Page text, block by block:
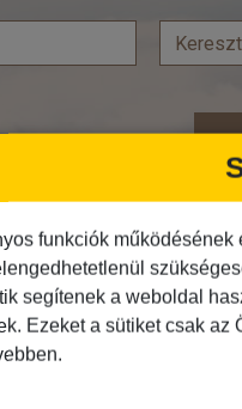
Közlekedés
Busszal
funkciók
segítenek a weboldal
Ezeket a sütiket csak